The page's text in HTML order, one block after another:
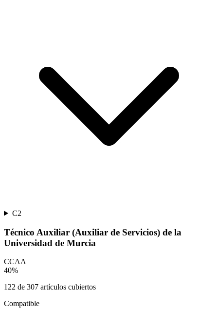
C2
Técnico Auxiliar (Auxiliar de Servicios) de la
Universidad de Murcia
CCAA
40%
122 de 307 artículos cubiertos
Compatible